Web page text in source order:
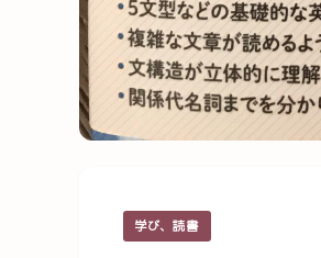
学び、読書